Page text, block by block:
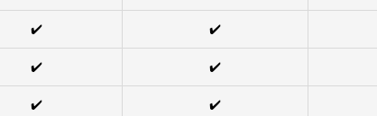
✔️ ✔️
✔️ ✔️
✔️ ✔️